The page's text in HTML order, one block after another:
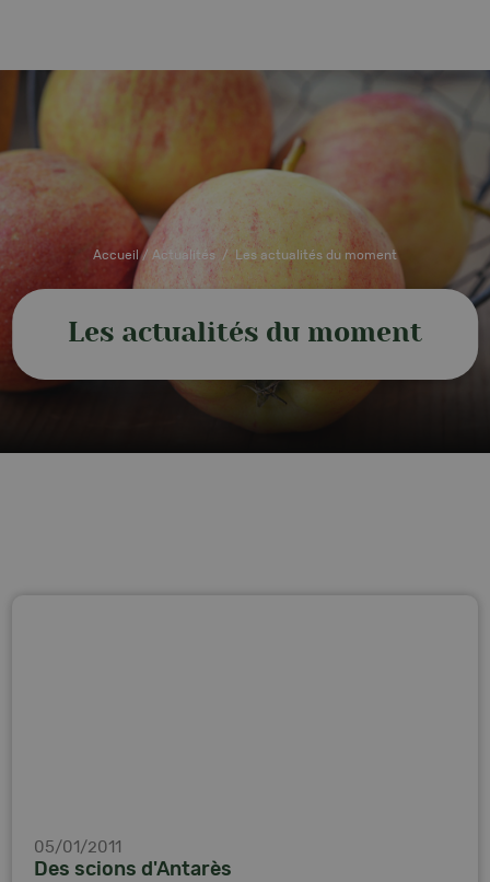
Accueil / Actualités / Les actualités du moment
Les actualités du moment
05/01/2011
Des scions d'Antarès